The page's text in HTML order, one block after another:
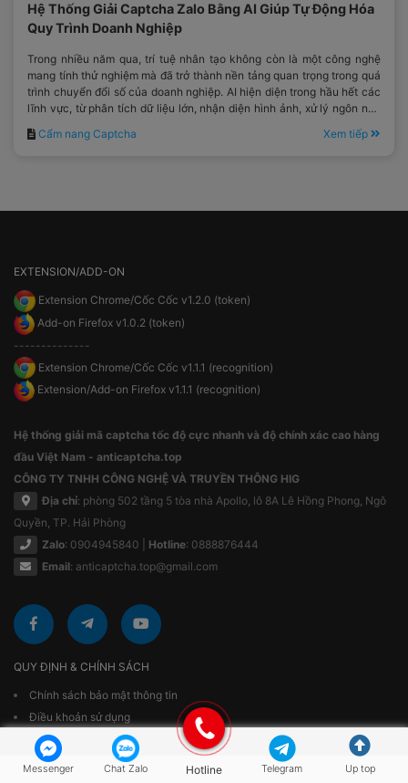
Hệ Thống Giải Captcha Zalo Bằng AI Giúp Tự Động Hóa
Quy Trình Doanh Nghiệp
Trong nhiều năm qua, trí tuệ nhân tạo không còn là một công nghệ
mang tính thử nghiệm mà đã trở thành nền tảng quan trọng trong quá
trình chuyển đổi số của doanh nghiệp. AI hiện diện trong hầu hết các
lĩnh vực, từ phân tích dữ liệu lớn, nhận diện hình ảnh, xử lý ngôn ngữ
tự nhiên cho đến tối ưu hóa quy trình vận hành.
Cẩm nang Captcha Xem tiếp
EXTENSION/ADD-ON
Extension Chrome/Cốc Cốc v1.2.0 (token)
Add-on Firefox v1.0.2 (token)
--------------
Extension Chrome/Cốc Cốc v1.1.1 (recognition)
Extension/Add-on Firefox v1.1.1 (recognition)
Hệ thống giải mã captcha tốc độ cực nhanh và độ chính xác cao hàng
đầu Việt Nam - anticaptcha.top
CÔNG TY TNHH CÔNG NGHỆ VÀ TRUYỀN THÔNG HIG
Địa chỉ: phòng 502 tầng 5 tòa nhà Apollo, lô 8A Lê Hồng Phong, Ngô
Quyền, TP. Hải Phòng
Zalo: 0904945840 | Hotline: 0888876444
Email: anticaptcha.top@gmail.com
QUY ĐỊNH & CHÍNH SÁCH
Chính sách bảo mật thông tin
Điều khoản sử dụng
Messenger Chat Zalo Hotline Telegram Up top